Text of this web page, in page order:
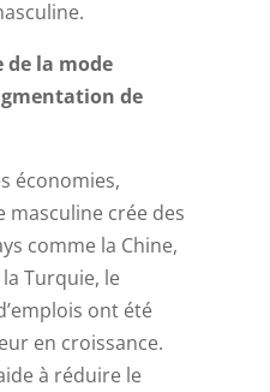
de la mode
de
économies,
masculine crée des
comme la Chine,
la Turquie, le
ont été
en croissance.
à réduire le